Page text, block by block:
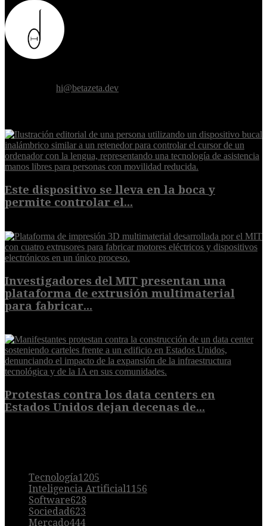
hi@betazeta.dev
Este dispositivo se lleva en la boca y
permite controlar el...
Investigadores del MIT presentan una
plataforma de extrusión multimaterial
para fabricar...
Protestas contra los data centers en
Estados Unidos dejan decenas de...
Tecnología1205
Inteligencia Artificial1156
Software628
Sociedad623
Mercado444